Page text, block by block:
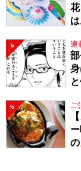
4 連
5 ご